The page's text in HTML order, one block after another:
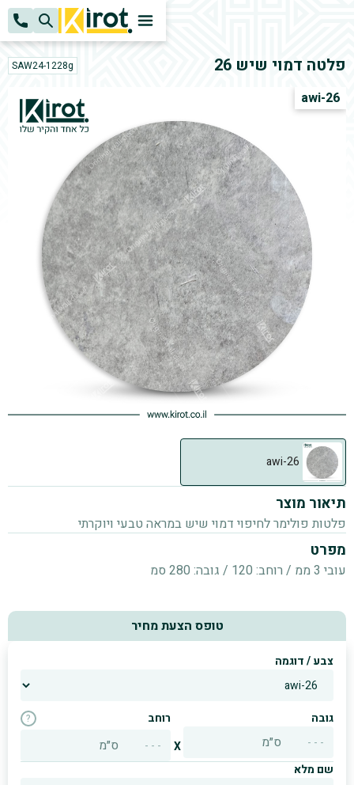
k H
פלטה דמוי שיש 26 SAW24-1228g
awi-26
awi-26
תיאור מוצר
פלטות פולימר לחיפוי דמוי שיש במראה טבעי ויוקרתי
מפרט
עובי 3 ממ / רוחב: 120 / גובה: 280 סמ
טופס הצעת מחיר
צבע / דוגמה
גובה
ס״מ X
רוחב ?
ס״מ
שם מלא